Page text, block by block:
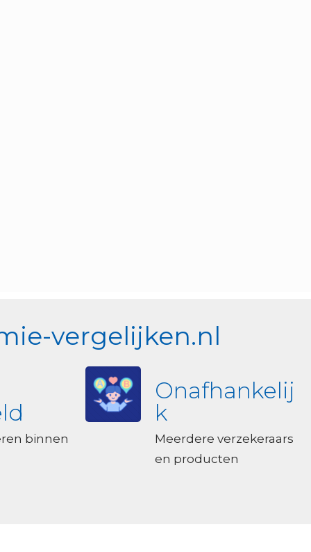
vergelijken.nl
binnen
Onafhankelij
k
Meerdere verzekeraars
en producten